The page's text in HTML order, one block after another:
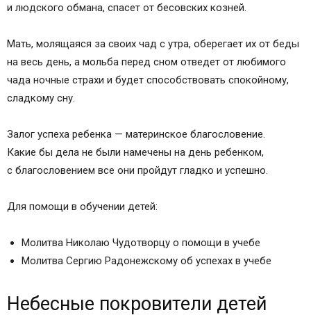
и людского обмана, спасет от бесовских козней.
Мать, молящаяся за своих чад с утра, оберегает их от беды
на весь день, а мольба перед сном отведет от любимого
чада ночные страхи и будет способствовать спокойному,
сладкому сну.
Залог успеха ребенка — материнское благословение.
Какие бы дела не были намечены на день ребенком,
с благословением все они пройдут гладко и успешно.
Для помощи в обучении детей:
Молитва Николаю Чудотворцу о помощи в учебе
Молитва Сергию Радонежскому об успехах в учебе
Небесные покровители детей